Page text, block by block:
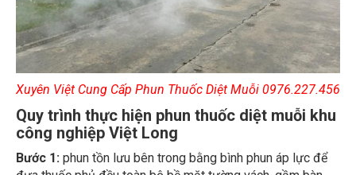
Xuyên Việt Cung Cấp Phun Thuốc Diệt Muỗi 0976.227.456
Quy trình thực hiện phun thuốc diệt muỗi khu
công nghiệp Việt Long
Bước 1: phun tồn lưu bên trong bằng bình phun áp lực để